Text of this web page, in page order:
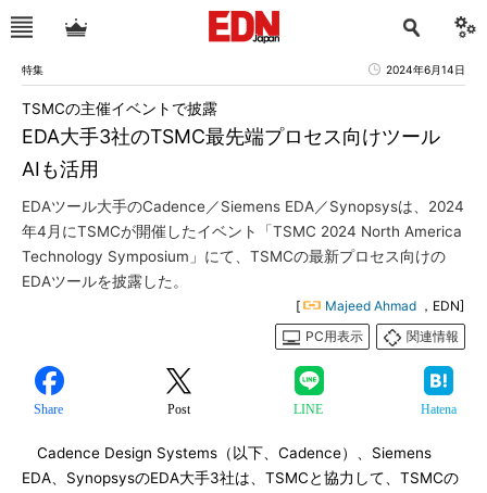
特集 2024年6月14日
EDA大手3社のTSMC最先端プロセス向けツール
AIも活用
TSMCの主催イベントで披露
EDAツール大手のCadence／Siemens EDA／Synopsysは、2024
年4月にTSMCが開催したイベント「TSMC 2024 North America
Technology Symposium」にて、TSMCの最新プロセス向けの
EDAツールを披露した。
[ Majeed Ahmad ，EDN]
PC用表示
関連情報
Share Post LINE Hatena
Cadence Design Systems（以下、Cadence）、Siemens
EDA、SynopsysのEDA大手3社は、TSMCと協力して、TSMCの